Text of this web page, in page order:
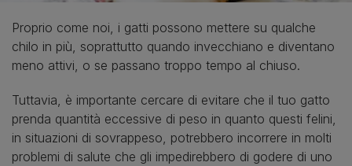
Proprio come noi, i gatti possono mettere su qualche
chilo in più, soprattutto quando invecchiano e diventano
meno attivi, o se passano troppo tempo al chiuso.
Tuttavia, è importante cercare di evitare che il tuo gatto
prenda quantità eccessive di peso in quanto questi felini,
in situazioni di sovrappeso, potrebbero incorrere in molti
problemi di salute che gli impedirebbero di godere di uno